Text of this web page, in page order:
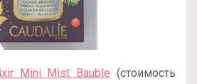
Mini Mist Bauble (стоимость